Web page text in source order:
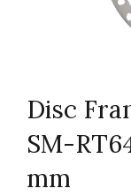
Disc
SM-
mm